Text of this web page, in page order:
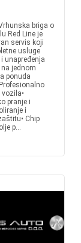
briga o
Red Line je
servis koji
usluge
unapređenja
jednom
ponuda
pranje i
i
Chip
p...